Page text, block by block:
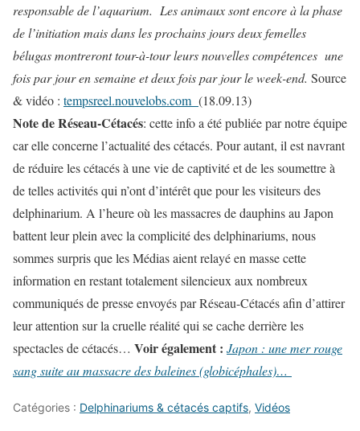
responsable de l’aquarium. Les animaux sont encore à la phase
de l’initiation mais dans les prochains jours deux femelles
bélugas montreront tour-à-tour leurs nouvelles compétences une
fois par jour en semaine et deux fois par jour le week-end. Source
& vidéo : tempsreel.nouvelobs.com (18.09.13)
Note de Réseau-Cétacés: cette info a été publiée par notre équipe
car elle concerne l’actualité des cétacés. Pour autant, il est navrant
de réduire les cétacés à une vie de captivité et de les soumettre à
de telles activités qui n’ont d’intérêt que pour les visiteurs des
delphinarium. A l’heure où les massacres de dauphins au Japon
battent leur plein avec la complicité des delphinariums, nous
sommes surpris que les Médias aient relayé en masse cette
information en restant totalement silencieux aux nombreux
communiqués de presse envoyés par Réseau-Cétacés afin d’attirer
leur attention sur la cruelle réalité qui se cache derrière les
spectacles de cétacés… Voir également : Japon : une mer rouge
sang suite au massacre des baleines (globicéphales)…
Catégories : Delphinariums & cétacés captifs, Vidéos